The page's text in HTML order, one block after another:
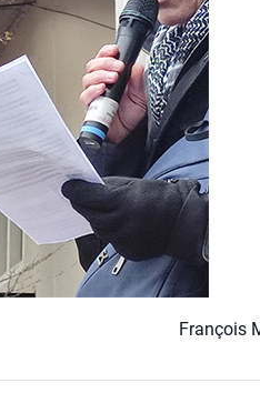
Fran­çois